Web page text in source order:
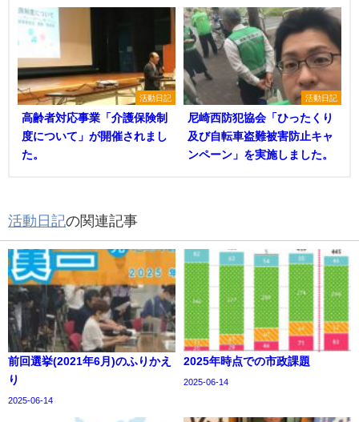
活動日記
高齢者対応事業「介護保険制
度について」が開催されまし
た。
活動日記
尼崎西防犯協会「ひったくり
及び自転車盗難被害防止キャ
ンペーン」を実施しました。
活動日記の関連記事
前回選挙(2021年6月)のふりかえ
り
2025-06-14
2025年時点での市政課題
2025-06-14